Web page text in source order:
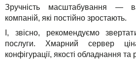
Зручність масштабування —
компаній, які постійно зростають.
І, звісно, рекомендуємо
послуги. Хмарний сервер
конфігурації, якості обладнання та